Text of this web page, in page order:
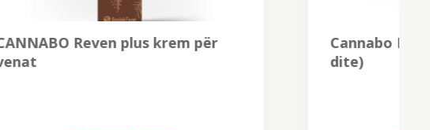
Cannabo EXCLUSIVE day (krem